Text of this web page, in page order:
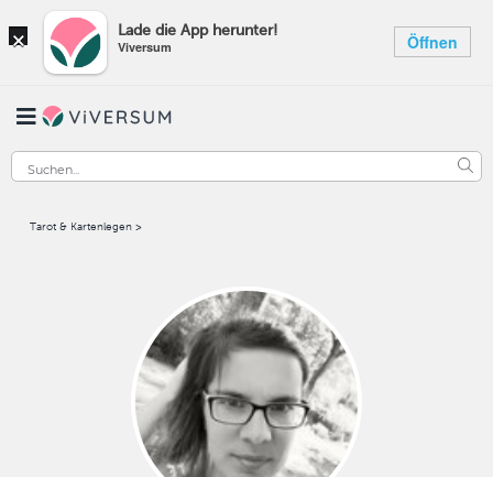
× Lade die App herunter!
Viversum Öffnen
Tarot & Kartenlegen